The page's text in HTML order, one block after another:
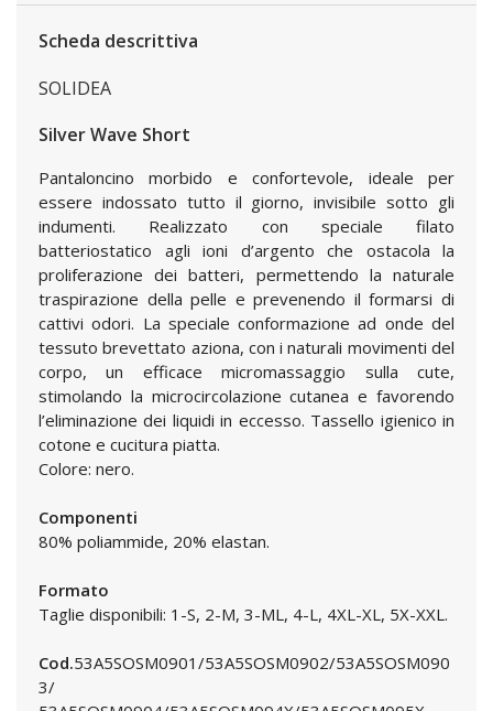
Scheda descrittiva
SOLIDEA
Silver Wave Short
Pantaloncino morbido e confortevole, ideale per
essere indossato tutto il giorno, invisibile sotto gli
indumenti. Realizzato con speciale filato
batteriostatico agli ioni d’argento che ostacola la
proliferazione dei batteri, permettendo la naturale
traspirazione della pelle e prevenendo il formarsi di
cattivi odori. La speciale conformazione ad onde del
tessuto brevettato aziona, con i naturali movimenti del
corpo, un efficace micromassaggio sulla cute,
stimolando la microcircolazione cutanea e favorendo
l’eliminazione dei liquidi in eccesso. Tassello igienico in
cotone e cucitura piatta.
Colore: nero.
Componenti
80% poliammide, 20% elastan.
Formato
Taglie disponibili: 1-S, 2-M, 3-ML, 4-L, 4XL-XL, 5X-XXL.
Cod.53A5SOSM0901/53A5SOSM0902/53A5SOSM090
3/